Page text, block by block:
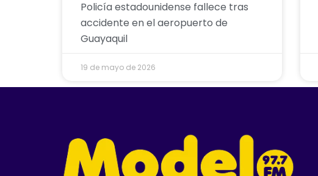
Policía estadounidense fallece tras
accidente en el aeropuerto de
Guayaquil
19 de mayo de 2026